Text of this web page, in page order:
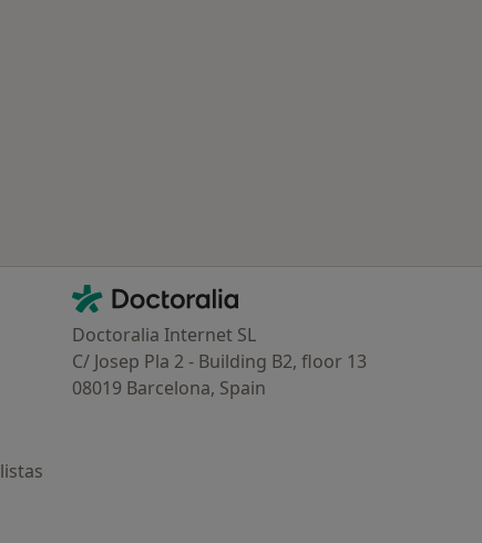
de ciudad
Contacto
Doctoralia - Página de inicio
Doctoralia Internet SL
C/ Josep Pla 2 - Building B2, floor 13
08019 Barcelona, Spain